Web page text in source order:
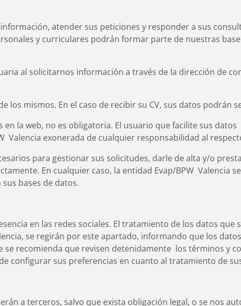
atender sus peticiones y responder a sus
y curriculares podrán formar parte de nuestras
al solicitarnos información a través de la dirección de
los mismos. En el caso de recibir su CV, sus datos
la web, no es obligatoria. El usuario que facilite sus
Valencia exonerada de cualquier responsabilidad al
para gestionar sus solicitudes, darle de alta y/o
En cualquier caso, la entidad Evap/BPW Valencia
bases de datos.
en las redes sociales. El tratamiento de los datos
se regirán por este apartado, informando que los
se recomienda que revisen detenidamente los términos y
configurar sus preferencias en cuanto al tratamiento de
a terceros, salvo que exista obligación legal, o se nos